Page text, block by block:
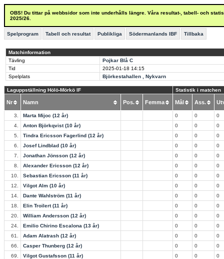
OBS! Du tittar på webbsidor som inte underhålls längre. Våra resultat-, tabell- och
2025/26.
Spelprogram Tabell och resultat Publikliga Södermanlands IBF Tillbaka
Matchinformation
Tävling
Pojkar Blå C
Tid
2025-01-18 14:15
Spelplats
Björkestahallen , Nykvarn
Laguppställning Hölö-Mörkö IF Statistik i matchen
Nr Namn Pos. Femma Mål Ass.
3. Marta Mijoc (12 år) 0 0
0
4.
Anton Björkqvist (10 år) 0 0
0
5.
Tindra Ericsson Fagerlind (12 år) 0 0
0
6.
Josef Lindblad (10 år) 0 0
0
7.
Jonathan Jönsson (12 år) 0 0
0
8.
Alexander Ericsson (12 år) 0 0
0
10.
Sebastian Ericsson (11 år) 0 0
0
12.
Vilgot Alm (10 år) 0 0
0
14.
Dante Wahlström (11 år) 0 0
0
18.
Elin Troilert (11 år) 0 0
0
20.
William Andersson (12 år) 0 0
0
24.
Emilio Chirino Escalona (13 år) 0 0
0
61.
Adam Alatrash (12 år) 0 0
0
66.
Casper Thunberg (12 år) 0 0
0
69.
Vilgot Gustafsson (11 år) 0 0
0